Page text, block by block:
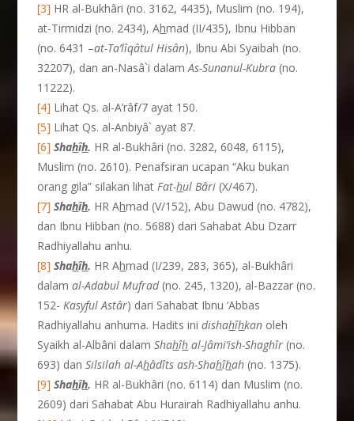
[3] HR al-Bukhâri (no. 3162, 4435), Muslim (no. 194),
at-Tirmidzi (no. 2434), Ahmad (II/435), Ibnu Hibban
(no. 6431 –at-Ta’lîqâtul Hisân), Ibnu Abi Syaibah (no.
32207), dan an-Nasâ`i dalamAs-Sunanul-Kubra (no.
11222).
[4] Lihat Qs. al-A’râf/7 ayat 150.
[5] Lihat Qs. al-Anbiyâ` ayat 87.
[6] Shahîh. HR al-Bukhâri (no. 3282, 6048, 6115),
Muslim (no. 2610). Penafsiran ucapan “Aku bukan
orang gila” silakan lihatFat-hul Bâri (X/467).
[7] Shahîh. HR Ahmad (V/152), Abu Dawud (no. 4782),
dan Ibnu Hibban (no. 5688) dari Sahabat Abu Dzarr
Radhiyallahu anhu.
[8] Shahîh. HR Ahmad (I/239, 283, 365), al-Bukhâri
dalamal-Adabul Mufrad (no. 245, 1320), al-Bazzar (no.
152-Kasyful Astâr) dari Sahabat Ibnu ‘Abbas
Radhiyallahu anhuma. Hadits inidishahîhkan oleh
Syaikh al-Albâni dalamShahîh al-Jâmi’ish-Shaghîr (no.
693) danSilsilah al-Ahâdîts ash-Shahîhah (no. 1375).
[9] Shahîh. HR al-Bukhâri (no. 6114) dan Muslim (no.
2609) dari Sahabat Abu Hurairah Radhiyallahu anhu.